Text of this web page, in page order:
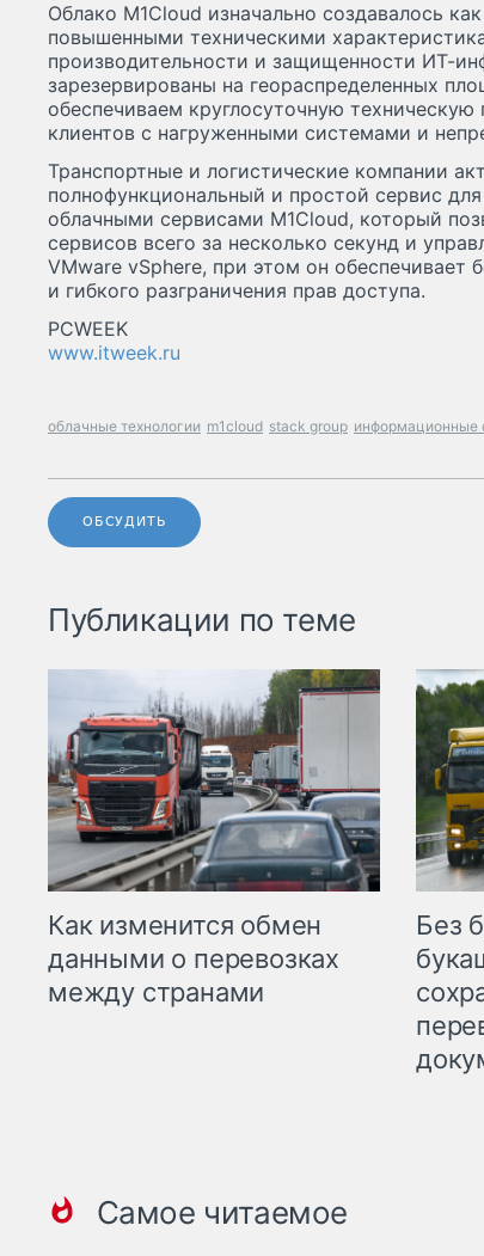
Облако M1Cloud изначально создавалось
повышенными техническими
производительности и защищенности ИТ-
зарезервированы на геораспределенных
обеспечиваем круглосуточную
клиентов с нагруженными системами и
Транспортные и логистические компании
полнофункциональный и простой сервис
облачными сервисами M1Cloud, который
сервисов всего за несколько секунд и
VMware vSphere, при этом он обеспечивает
и гибкого разграничения прав доступа.
PCWEEK
www.itweek.ru
облачные технологии m1cloud stack group информационные
ОБСУДИТЬ
Публикации по теме
Как изменится обмен
данными о перевозках
между странами
Без
Самое читаемое